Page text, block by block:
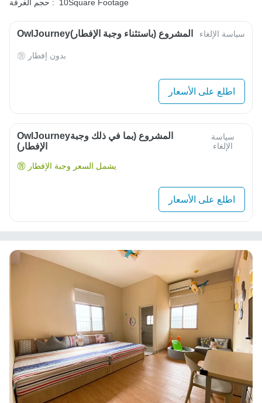
حجم الغرفة : 10Square Footage
OwlJourneyالمشروع (باستثناء وجبة الإفطار) سياسة الإلغاء
بدون إفطار
اطلع على الأسعار
OwlJourneyالمشروع (بما في ذلك وجبة
الإفطار)
سياسة
الإلغاء
يشمل السعر وجبة الإفطار
اطلع على الأسعار